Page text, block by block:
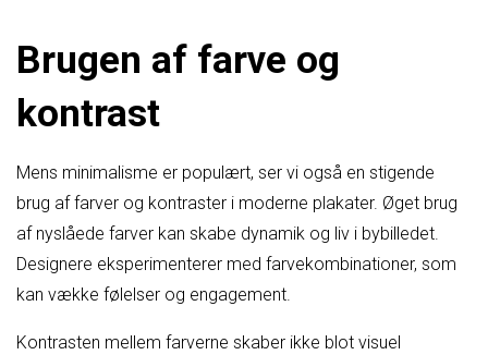
Brugen af farve og
kontrast
Mens minimalisme er populært, ser vi også en stigende
brug af farver og kontraster i moderne plakater. Øget brug
af nyslåede farver kan skabe dynamik og liv i bybilledet.
Designere eksperimenterer med farvekombinationer, som
kan vække følelser og engagement.
Kontrasten mellem farverne skaber ikke blot visuel